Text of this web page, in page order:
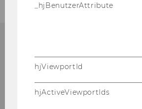
npo­Aus­tria
D2 - Welt­han­dels­platz 1
Wien 1020
Ös­ter­reich
_hjBenutzerAttribute
hjViewportId
hjActiveViewportIds